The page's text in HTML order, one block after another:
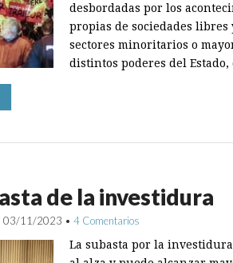
desbordadas por los
propias de sociedades
sectores minoritarios o
distintos poderes del
de la investidura
03/11/2023 • 4 Comentarios
La subasta por la